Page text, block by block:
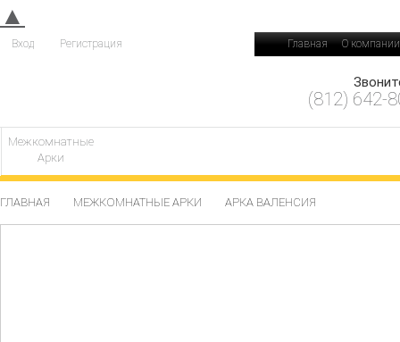
▲
Вход Регистрация Главная О компании
(812) 642-
Межкомнатные
Арки
ГЛАВНАЯ МЕЖКОМНАТНЫЕ АРКИ АРКА ВАЛЕНСИЯ